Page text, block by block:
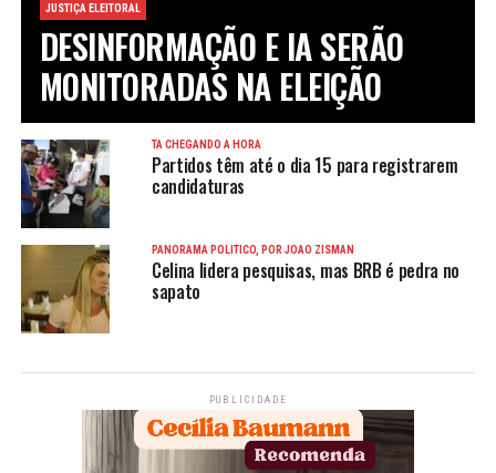
JUSTIÇA ELEITORAL
DESINFORMAÇÃO E IA SERÃO
MONITORADAS NA ELEIÇÃO
TÁ CHEGANDO A HORA
Partidos têm até o dia 15 para registrarem
candidaturas
PANORAMA POLÍTICO, POR JOÃO ZISMAN
Celina lidera pesquisas, mas BRB é pedra no
sapato
PUBLICIDADE